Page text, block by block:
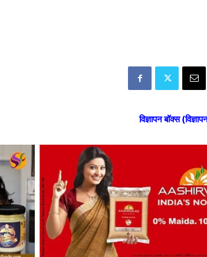
विज्ञापन बॉक्स